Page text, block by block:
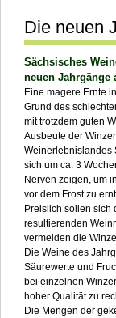
Die neuen
Sächsisches
neuen Jahrgänge
Eine magere Ernte
Grund des
mit trotzdem guten
Ausbeute der
Weinerlebnislandes
sich um ca. 3
Nerven zeigen, um
vor dem Frost zu
Preislich sollen sich
resultierenden
vermelden die
Die Weine des
Säurewerte und
bei einzelnen
hoher Qualität zu
Die Mengen der